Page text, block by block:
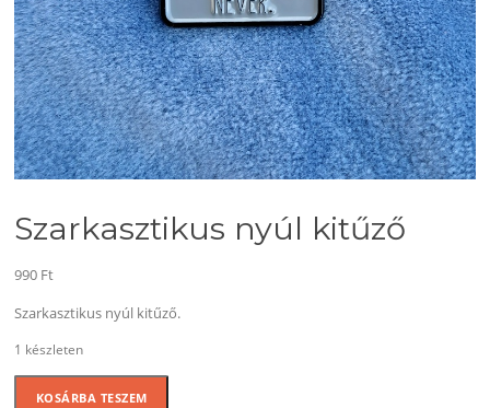
Szarkasztikus nyúl kitűző
990 Ft
Szarkasztikus nyúl kitűző.
1 készleten
Szarkasztikus
KOSÁRBA TESZEM